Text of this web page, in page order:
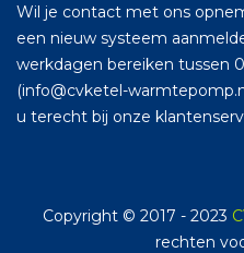
Wil je contact met ons
een nieuw systeem
werkdagen bereiken tussen
(info@cvketel-
u terecht bij onze
Copyright © 2017 - 2023
rechten